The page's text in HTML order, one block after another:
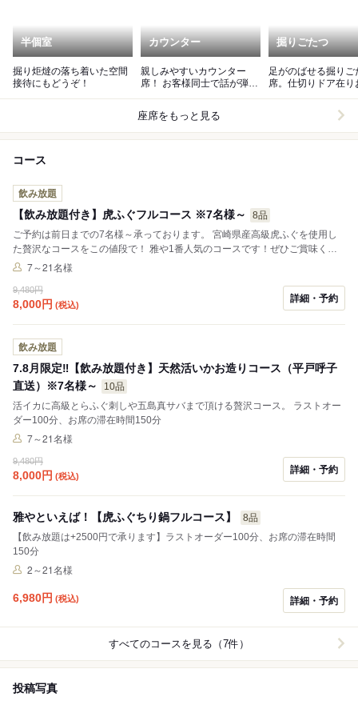
半個室
掘り炬燵の落ち着いた空間
接待にもどうぞ！
カウンター
親しみやすいカウンター
席！ お客様同士で話が弾む
掘りごたつ
足がのばせる掘りご
席。仕切りドア在り
座席をもっと見る
コース
飲み放題
【飲み放題付き】虎ふぐフルコース ※7名様～
8品
ご予約は前日までの7名様～承っております。 宮崎県産高級虎ふぐを使用し
た贅沢なコースをこの値段で！ 雅や1番人気のコースです！ぜひご賞味くだ
さい！ ※お店からの質問、注意事項は必ずお読みください。未記入の場合も
7～21名様
9,480円
8,000円 (税込)
詳細・予約
飲み放題
7.8月限定‼️【飲み放題付き】天然活いかお造りコース（平戸呼子
直送）※7名様～
10品
活イカに高級とらふぐ刺しや五島真サバまで頂ける贅沢コース。 ラストオー
ダー100分、お席の滞在時間150分
7～21名様
9,480円
8,000円 (税込)
詳細・予約
雅やといえば！【虎ふぐちり鍋フルコース】
8品
【飲み放題は+2500円で承ります】ラストオーダー100分、お席の滞在時間
150分
2～21名様
6,980円 (税込) 詳細・予約
すべてのコースを見る（7件）
投稿写真